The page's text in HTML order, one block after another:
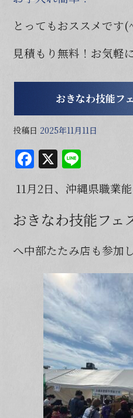
とってもおススメです
見積もり無料！お気軽
おきなわ技能フ
投稿日 2025年11月11日
F
a
c
e
b
o
o
k
X
n
e
11月2日、沖縄県職業
おきなわ技能フェ
へ中部たたみ店も参加